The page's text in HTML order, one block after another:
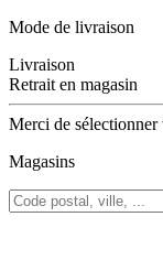
Mode de livraison
Livraison
Retrait en magasin
Merci de
Magasins